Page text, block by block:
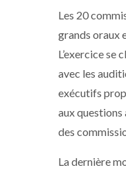
Les 20
grands oraux
L’exercice se
avec les
exécutifs
aux questions
des
La dernière